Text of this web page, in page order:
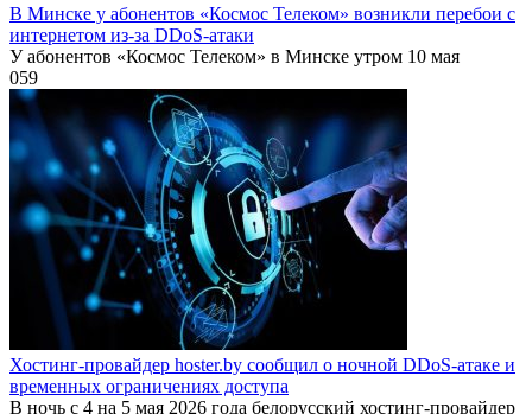
В Минске у абонентов «Космос Телеком» возникли перебои с
интернетом из-за DDoS-атаки
У абонентов «Космос Телеком» в Минске утром 10 мая
059
Хостинг-провайдер hoster.by сообщил о ночной DDoS-атаке и
временных ограничениях доступа
В ночь с 4 на 5 мая 2026 года белорусский хостинг-провайдер